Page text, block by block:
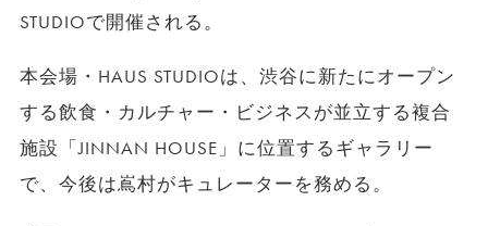
STUDIOで開催される。
本会場・HAUS STUDIOは、渋谷に新たにオープン
する飲食・カルチャー・ビジネスが並立する複合
施設「JINNAN HOUSE」に位置するギャラリー
で、今後は嶌村がキュレーターを務める。